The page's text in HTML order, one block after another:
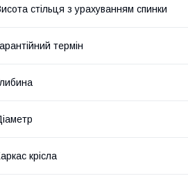
стільця з урахуванням спинки
термін
крісла